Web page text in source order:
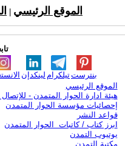
الموقع الرئيسي
لينكدإن تيلكرامبنترست
الموقع الرئيسي
هيئة ادارة الحوار المتمدن - للإتصال
إحصائيات مؤسسة الحوار المتمدن
قواعد النشر
ابرز كتاب / كاتبات الحوار المتمدن
يوتيوب التمدن
مكتبة التمدن